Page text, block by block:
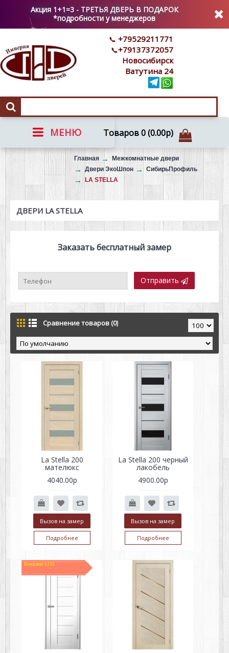
Акция 1+1=3 - ТРЕТЬЯ ДВЕРЬ В ПОДАРОК
*подробности у менеджеров
Товаров 0 (0.00р)
+79529211771
+79137372057
Новосибирск
Ватутина 24
МЕНЮ
Вызов на замер Главная
Межкомнатные двери
Двери ЭкоШпон
СибирьПрофиль
LA STELLA
ДВЕРИ LA STELLA
Заказать бесплатный замер
Отправить
Сравнение товаров (0)
La Stella 200
мателюкс
4040.00р
Вызов на замер
Подробнее
La Stella 200 черный
лакобель
4900.00р
Вызов на замер
Подробнее
Комплект 5105